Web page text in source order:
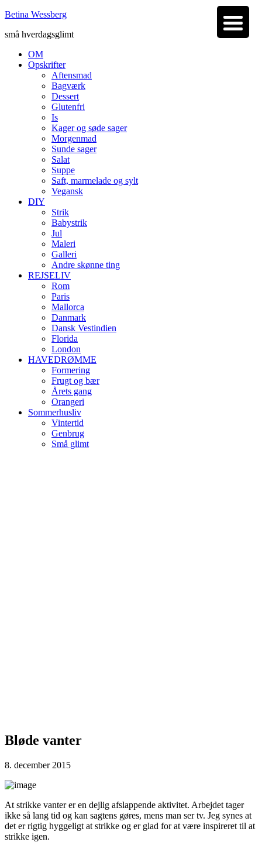
Betina Wessberg
små hverdagsglimt
OM
Opskrifter
Aftensmad
Bagværk
Dessert
Glutenfri
Is
Kager og søde sager
Morgenmad
Sunde sager
Salat
Suppe
Saft, marmelade og sylt
Vegansk
DIY
Strik
Babystrik
Jul
Maleri
Galleri
Andre skønne ting
REJSELIV
Rom
Paris
Mallorca
Danmark
Dansk Vestindien
Florida
London
HAVEDRØMME
Formering
Frugt og bær
Årets gang
Orangeri
Sommerhusliv
Vintertid
Genbrug
Små glimt
Bløde vanter
8. december 2015
At strikke vanter er en dejlig afslappende aktivitet. Arbejdet tager
ikke så lang tid og kan sagtens gøres, mens man ser tv. Jeg synes at
det er rigtig hyggeligt at strikke og er glad for at være inspireret til at
strikke igen.